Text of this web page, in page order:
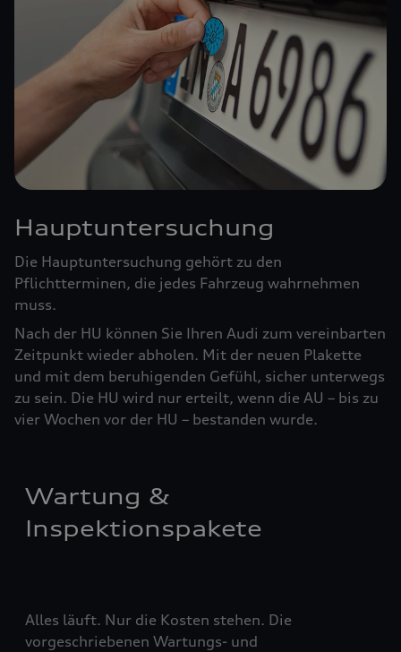
Hauptuntersuchung
Die Hauptuntersuchung gehört zu den
Pflichtterminen, die jedes Fahrzeug wahrnehmen
muss.
Nach der HU können Sie Ihren Audi zum vereinbarten
Zeitpunkt wieder abholen. Mit der neuen Plakette
und mit dem beruhigenden Gefühl, sicher unterwegs
zu sein. Die HU wird nur erteilt, wenn die AU – bis zu
vier ­Woch­en vor der HU – bestanden wurde.
Wartung &
Inspektionspakete
Alles läuft. Nur die Kosten stehen. Die
vorgeschriebenen Wartungs- und